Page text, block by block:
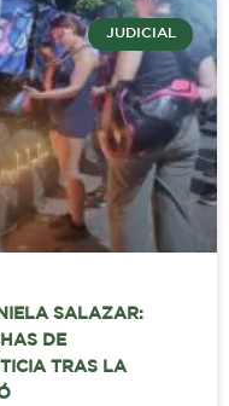
JUDICIAL
SALAZAR:
DE
TRAS LA